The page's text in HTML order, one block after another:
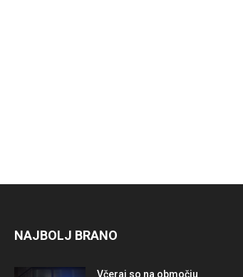
NAJBOLJ BRANO
Včeraj so na območju